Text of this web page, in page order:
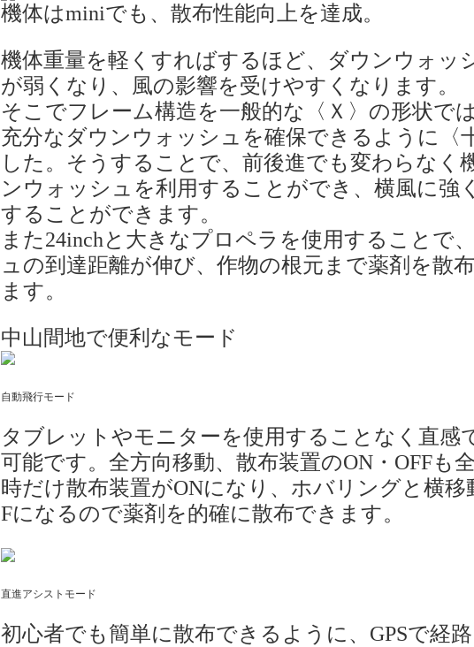
機体はminiでも、散布性能向上を達成。
機体重量を軽くすればするほど、ダウンウォッ
が弱くなり、風の影響を受けやすくなります。
そこでフレーム構造を一般的な〈Ｘ〉の形状で
充分なダウンウォッシュを確保できるように〈
した。そうすることで、前後進でも変わらなく
ンウォッシュを利用することができ、横風に強
することができます。
また24inchと大きなプロペラを使用することで
ュの到達距離が伸び、作物の根元まで薬剤を散
ます。
中山間地で便利なモード
自動飛行モード
タブレットやモニターを使用することなく直感
可能です。全方向移動、散布装置のON・OFFも
時だけ散布装置がONになり、ホバリングと横移
Fになるので薬剤を的確に散布できます。
直進アシストモード
初心者でも簡単に散布できるように、GPSで経